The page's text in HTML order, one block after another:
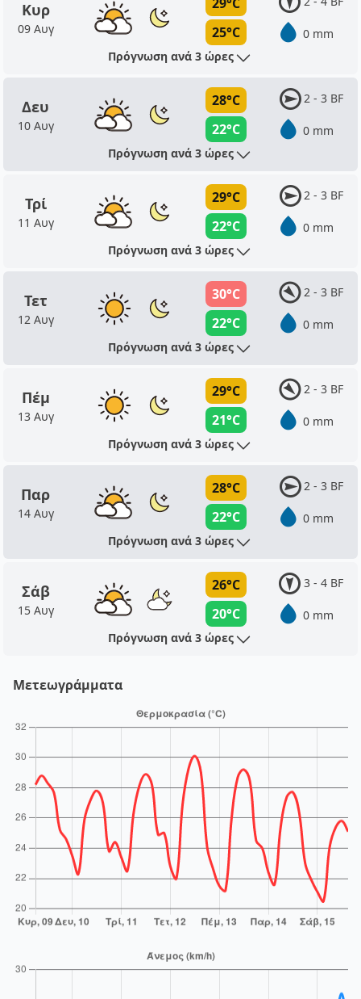
Κυρ
09 Αυγ
25°C
0 mm
Πρόγνωση ανά 3 ώρες
Δευ
10 Αυγ
28°C
22°C
2 - 3 BF
0 mm
Πρόγνωση ανά 3 ώρες
Τρί
11 Αυγ
29°C
22°C
2 - 3 BF
0 mm
Πρόγνωση ανά 3 ώρες
Τετ
12 Αυγ
30°C
22°C
2 - 3 BF
0 mm
Πρόγνωση ανά 3 ώρες
Πέμ
13 Αυγ
29°C
21°C
2 - 3 BF
0 mm
Πρόγνωση ανά 3 ώρες
Παρ
14 Αυγ
28°C
22°C
2 - 3 BF
0 mm
Πρόγνωση ανά 3 ώρες
Σάβ
15 Αυγ
26°C
20°C
3 - 4 BF
0 mm
Πρόγνωση ανά 3 ώρες
Μετεωγράμματα